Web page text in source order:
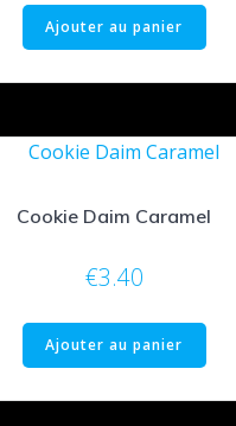
Ajouter au panier
Cookie Daim Caramel
€3.40
Ajouter au panier